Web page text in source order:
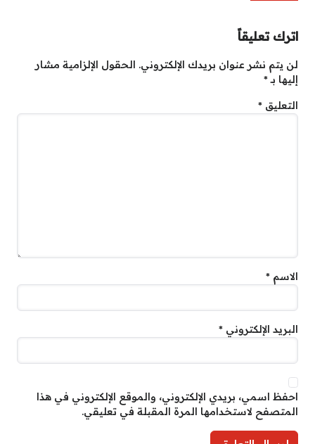
اترك تعليقاً
لن يتم نشر عنوان بريدك الإلكتروني. الحقول الإلزامية مشار
إليها بـ*
التعليق *
الاسم *
البريد الإلكتروني *
احفظ اسمي، بريدي الإلكتروني، والموقع الإلكتروني في هذا
المتصفح لاستخدامها المرة المقبلة في تعليقي.